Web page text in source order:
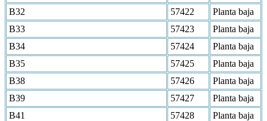
B32
57422
Planta baja
B33
57423
Planta baja
B34
57424
Planta baja
B35
57425
Planta baja
B38
57426
Planta baja
B39
57427
Planta baja
B41
57428
Planta baja